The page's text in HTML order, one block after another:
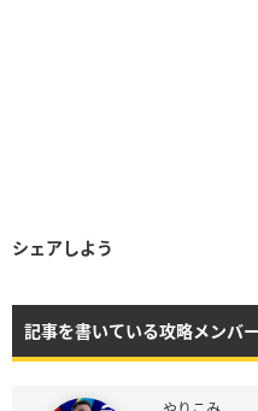
シェアしよう
記事を書いている攻略メンバー